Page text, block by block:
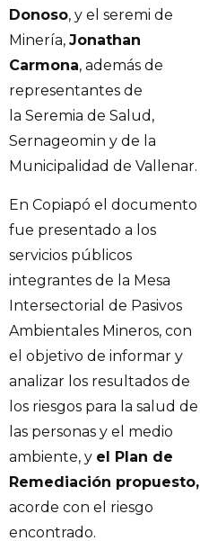
Donoso, y el seremi de
Minería, Jonathan
Carmona, además de
representantes de
la Seremia de Salud,
Sernageomin y de la
Municipalidad de Vallenar.
En Copiapó el documento
fue presentado a los
servicios públicos
integrantes de la Mesa
Intersectorial de Pasivos
Ambientales Mineros, con
el objetivo de informar y
analizar los resultados de
los riesgos para la salud de
las personas y el medio
ambiente, y el Plan de
Remediación propuesto,
acorde con el riesgo
encontrado.